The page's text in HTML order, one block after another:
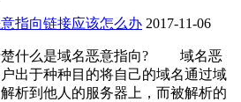
指向链接应该怎么办 2017-11-06
楚什么是域名恶意指向? 域名恶
出于种种目的将自己的域名通过域
析到他人的服务器上，而被解析的